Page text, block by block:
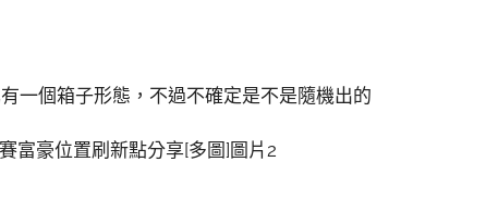
一個箱子形態，不過不確定是不是隨機出的